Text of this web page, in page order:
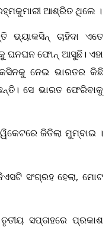
ଆଶ୍ରିତ ଥିଲେ ।
ଭ୍ୟାକସିନ୍ ଚାହିଦା ଏତେ
ଘନଘନ ଫୋନ୍‌ ଆସୁଛି। ଏହା
ନେଇ ଭାରତର କିଛି
ସେ ଭାରତ ଫେରିବାକୁ
ଜିତିଲା ମୁମ୍ବାଇ ।
ସଂଗ୍ରହ ହେଲା, ମୋଟ
ସପ୍ତାହରେ ପ୍ରକାଶ